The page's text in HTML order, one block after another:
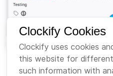
Clockify Cookies
Clockify uses cookies
this website for
such information with